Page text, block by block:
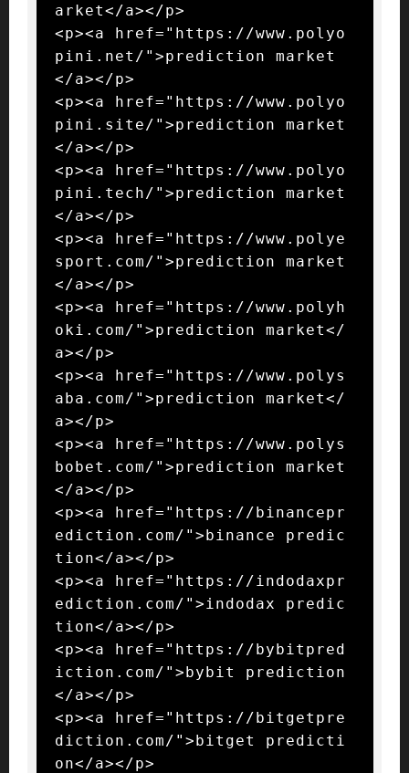
arket</a></p>
<p><a href="https://www.polyo
pini.net/">prediction market
</a></p>
<p><a href="https://www.polyo
pini.site/">prediction market
</a></p>
<p><a href="https://www.polyo
pini.tech/">prediction market
</a></p>
<p><a href="https://www.polye
sport.com/">prediction market
</a></p>
<p><a href="https://www.polyh
oki.com/">prediction market</
a></p>
<p><a href="https://www.polys
aba.com/">prediction market</
a></p>
<p><a href="https://www.polys
bobet.com/">prediction market
</a></p>
<p><a href="https://binancepr
ediction.com/">binance predic
tion</a></p>
<p><a href="https://indodaxpr
ediction.com/">indodax predic
tion</a></p>
<p><a href="https://bybitpred
iction.com/">bybit prediction
</a></p>
<p><a href="https://bitgetpre
diction.com/">bitget predicti
on</a></p>